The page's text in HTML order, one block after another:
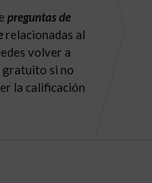
preguntas de
relacionadas al
volver a
gratuito si no
la calificación